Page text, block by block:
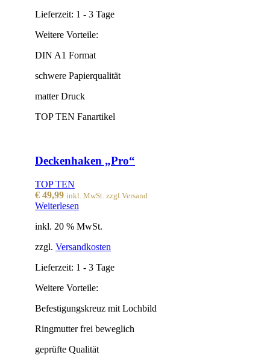
Lieferzeit: 1 - 3 Tage
Weitere Vorteile:
DIN A1 Format
schwere Papierqualität
matter Druck
TOP TEN Fanartikel
Deckenhaken „Pro“
TOP TEN
€ 49,99 inkl. MwSt. zzgl Versand
Weiterlesen
inkl. 20 % MwSt.
zzgl. Versandkosten
Lieferzeit: 1 - 3 Tage
Weitere Vorteile:
Befestigungskreuz mit Lochbild
Ringmutter frei beweglich
geprüfte Qualität